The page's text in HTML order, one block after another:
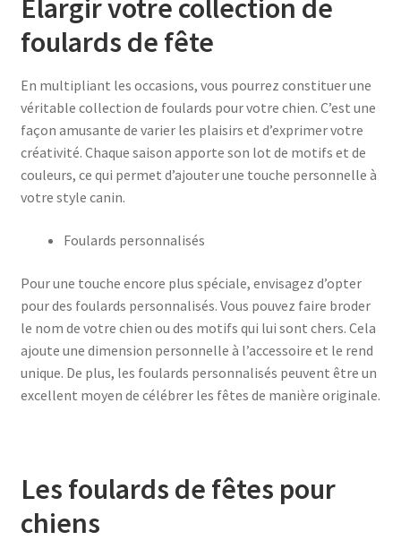
Élargir votre collection de
foulards de fête
En multipliant les occasions, vous pourrez constituer une
véritable collection de foulards pour votre chien. C’est une
façon amusante de varier les plaisirs et d’exprimer votre
créativité. Chaque saison apporte son lot de motifs et de
couleurs, ce qui permet d’ajouter une touche personnelle à
votre style canin.
Foulards personnalisés
Pour une touche encore plus spéciale, envisagez d’opter
pour des foulards personnalisés. Vous pouvez faire broder
le nom de votre chien ou des motifs qui lui sont chers. Cela
ajoute une dimension personnelle à l’accessoire et le rend
unique. De plus, les foulards personnalisés peuvent être un
excellent moyen de célébrer les fêtes de manière originale.
Les foulards de fêtes pour
chiens